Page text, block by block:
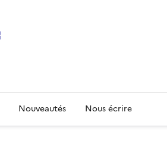
Nouveautés Nous écrire